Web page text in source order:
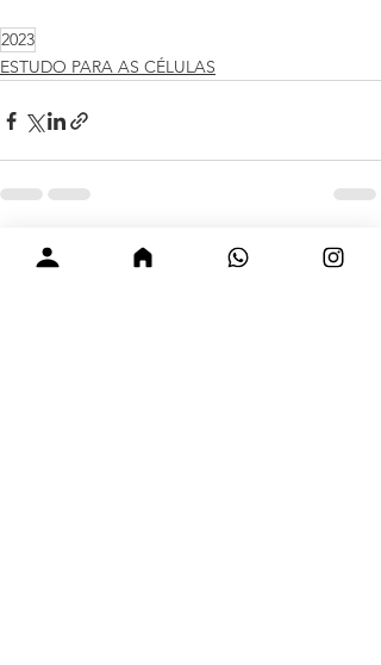
2023
ESTUDO PARA AS CÉLULAS
Posts recentes Ver tudo